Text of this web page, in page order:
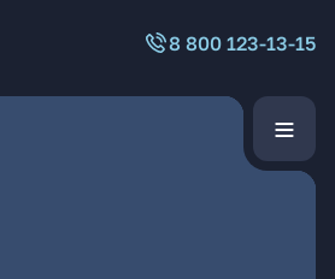
8 800 123-13-15